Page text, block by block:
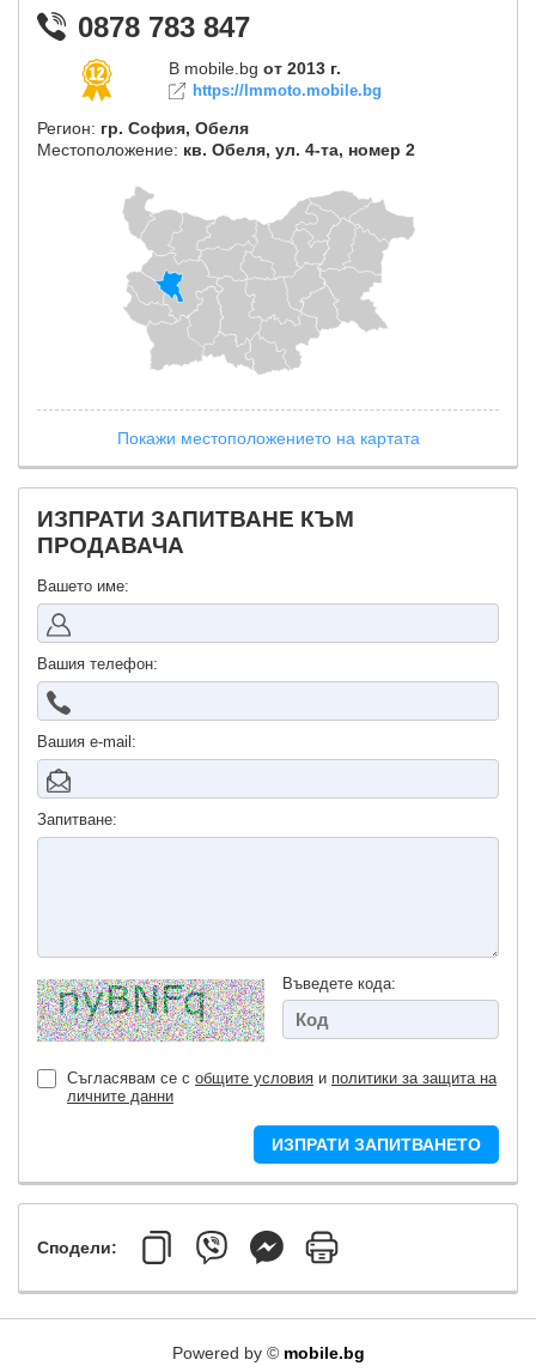
0878 783 847
В mobile.bg от 2013 г.
https://lmmoto.mobile.bg
Регион: гр. София, Обеля
Местоположение: кв. Обеля, ул. 4-та, номер 2
Покажи местоположението на картата
ИЗПРАТИ ЗАПИТВАНЕ КЪМ
ПРОДАВАЧА
Вашето име:
Вашия телефон:
Вашия е-mail:
Запитване:
Въведете кода:
Съгласявам се с общите условия и политики за защита на
личните данни
ИЗПРАТИ ЗАПИТВАНЕТО
Сподели:
Powered by © mobile.bg